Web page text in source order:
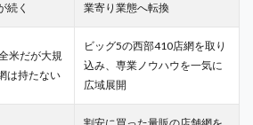
続く
業寄り業態へ転換
米だが大規
は持たない
ビッグ5の西部410店網を取り
込み、専業ノウハウを一気に
広域展開